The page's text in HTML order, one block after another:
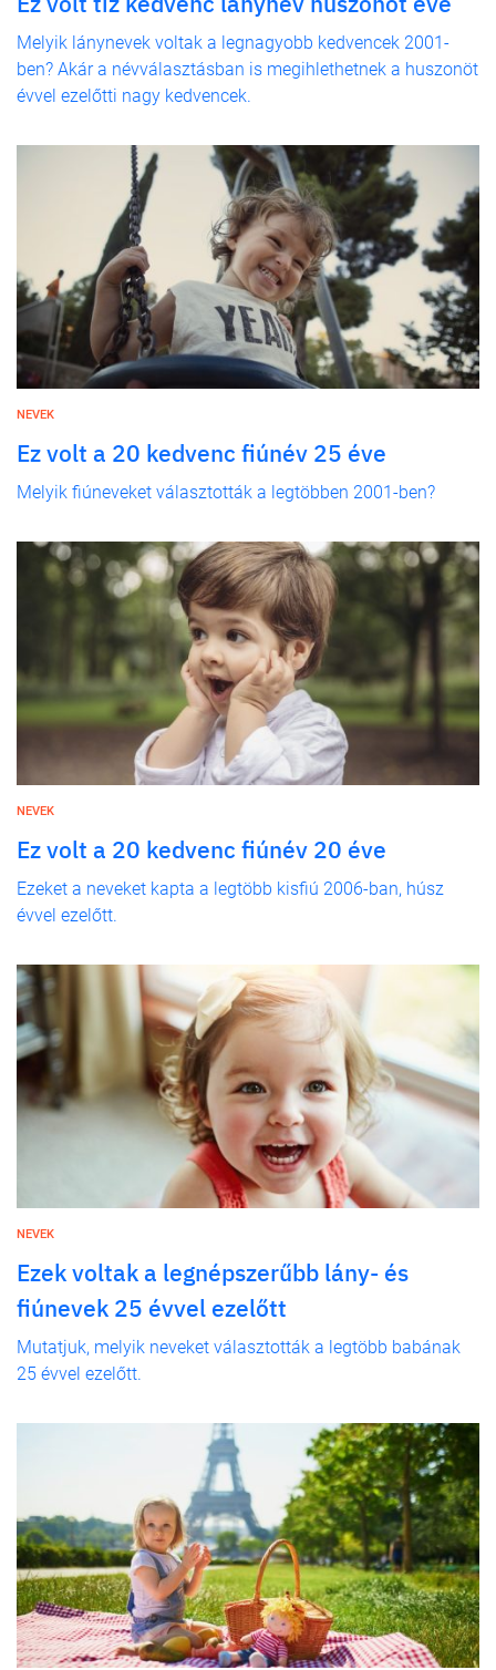
Melyik lánynevek voltak a legnagyobb kedvencek 2001-
ben? Akár a névválasztásban is megihlethetnek a huszonöt
évvel ezelőtti nagy kedvencek.
NEVEK
Ez volt a 20 kedvenc fiúnév 25 éve
Melyik fiúneveket választották a legtöbben 2001-ben?
NEVEK
Ez volt a 20 kedvenc fiúnév 20 éve
Ezeket a neveket kapta a legtöbb kisfiú 2006-ban, húsz
évvel ezelőtt.
NEVEK
Ezek voltak a legnépszerűbb lány- és
fiúnevek 25 évvel ezelőtt
Mutatjuk, melyik neveket választották a legtöbb babának
25 évvel ezelőtt.